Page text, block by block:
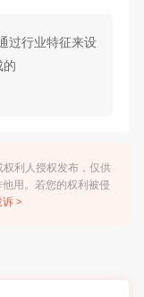
过行业特征来设
利人授权发布，仅供
用。若您的权利被侵
>